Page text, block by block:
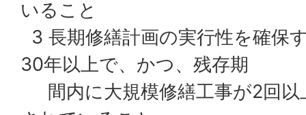
いること
3 長期修繕計画の実行性を確保
30年以上で、かつ、残存期
間内に大規模修繕工事が2回以